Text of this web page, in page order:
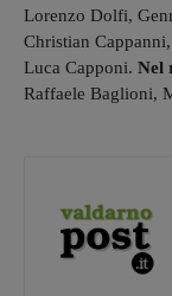
Lorenzo Dolfi,
Christian
Luca Capponi. Nel
Raffaele Baglioni,